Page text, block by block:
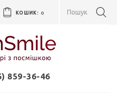
КОШИК: 0
859-36-46